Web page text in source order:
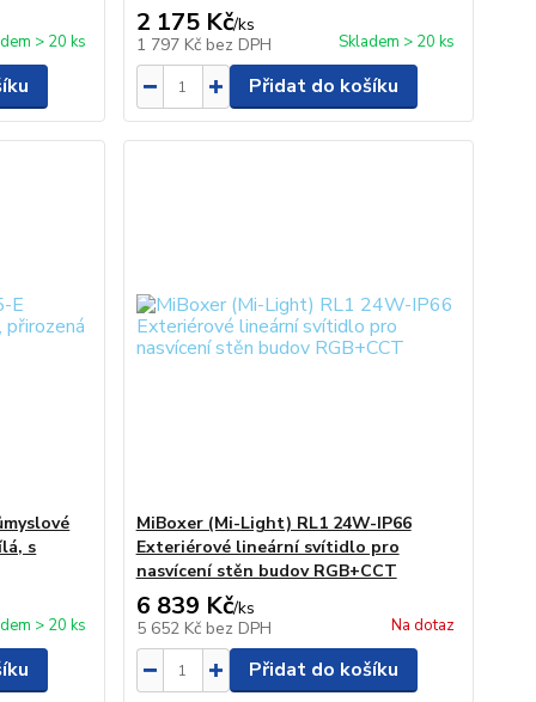
> 20 ks
2 175 Kč/ks
1 797 Kč bez DPH Skladem > 20 ks
Přidat do košíku
s
> 20 ks
MiBoxer (Mi-Light) RL1 24W-IP66
Exteriérové lineární svítidlo pro
nasvícení stěn budov RGB+CCT
6 839 Kč/ks
5 652 Kč bez DPH Na dotaz
Přidat do košíku